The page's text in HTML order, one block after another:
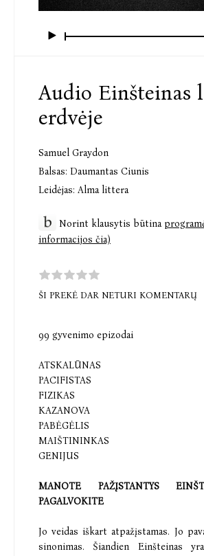
Audio Einšteinas
erdvėje
Samuel Graydon
Balsas: Daumantas Ciunis
Leidėjas: Alma littera
Norint klausytis būtina
informacijos čia)
ŠI PREKĖ DAR NETURI KOMENTARŲ
99 gyvenimo epizodai
ATSKALŪNAS
PACIFISTAS
FIZIKAS
KAZANOVA
PABĖGĖLIS
MAIŠTININKAS
GENIJUS
MANOTE PAŽĮSTANTYS
PAGALVOKITE
Jo veidas iškart atpažįstamas. Jo
sinonimas. Šiandien Einšteinas